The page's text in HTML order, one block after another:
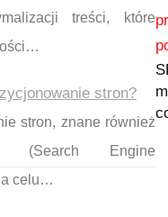
treści, które
stron?
stron, znane również
(Search Engine
celu…